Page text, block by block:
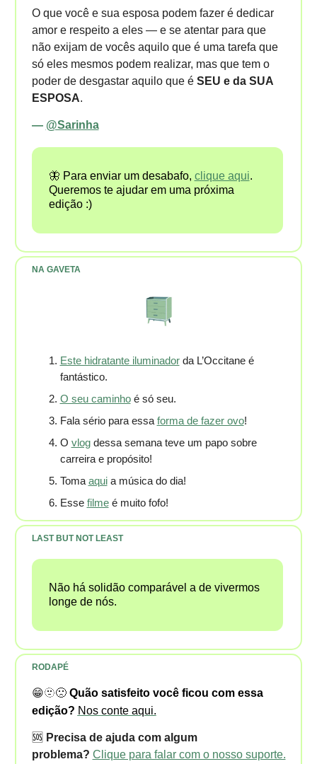
O que você e sua esposa podem fazer é dedicar
amor e respeito a eles — e se atentar para que
não exijam de vocês aquilo que é uma tarefa que
só eles mesmos podem realizar, mas que tem o
poder de desgastar aquilo que é SEU e da SUA
ESPOSA.
— @Sarinha
🦋 Para enviar um desabafo, clique aqui.
Queremos te ajudar em uma próxima
edição :)
NA GAVETA
Este hidratante iluminadorda L’Occitane é
fantástico.
O seu caminhoé só seu.
Fala sério para essa forma de fazer ovo!
O vlogdessa semana teve um papo sobre
carreira e propósito!
Toma aquia música do dia!
Esse filmeé muito fofo!
LAST BUT NOT LEAST
Não há solidão comparável a de vivermos
longe de nós.
RODAPÉ
😁🫥🙁 Quão satisfeito você ficou com essa
edição? Nos conte aqui.
🆘 Precisa de ajuda com algum
problema? Clique para falar com o nosso suporte.